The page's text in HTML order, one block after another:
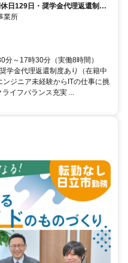
日129日・奨学金代理返還制度
業所
分～17時30分（実働8時間）
学金代理返還制度あり（在籍中
ンジニア未経験からITの仕事に挑
イフバランス充実 ...